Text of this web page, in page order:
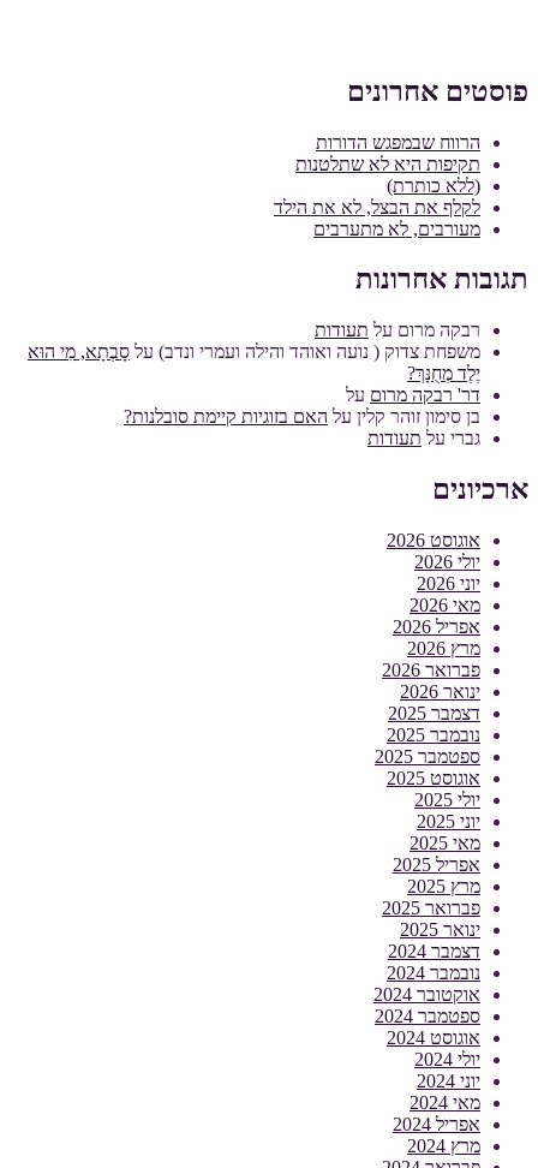
פוסטים אחרונים
הרווח שבמפגש הדורות
תקיפות היא לא שתלטנות
(ללא כותרת)
לקלף את הבצל, לא את הילד
מעורבים, לא מתערבים
תגובות אחרונות
רבקה מרום על תעודות
משפחת צדוק ( נועה ואוהד והילה ועמרי ונדב) על סָבְתָא, מִי הוּא
יֶלֶד מְחֻנָּךְ?
דר' רבקה מרום על
בן סימון זוהר קלין על האם בזוגיות קיימת סובלנות?
גברי על תעודות
ארכיונים
אוגוסט 2026
יולי 2026
יוני 2026
מאי 2026
אפריל 2026
מרץ 2026
פברואר 2026
ינואר 2026
דצמבר 2025
נובמבר 2025
ספטמבר 2025
אוגוסט 2025
יולי 2025
יוני 2025
מאי 2025
אפריל 2025
מרץ 2025
פברואר 2025
ינואר 2025
דצמבר 2024
נובמבר 2024
אוקטובר 2024
ספטמבר 2024
אוגוסט 2024
יולי 2024
יוני 2024
מאי 2024
אפריל 2024
מרץ 2024